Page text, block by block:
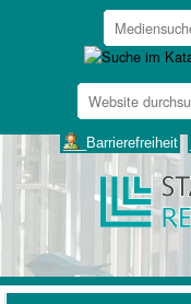
Website
durchsuchen
___Barrierefreiheit